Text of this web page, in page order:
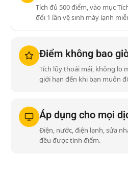
Tích đủ 500 điểm, vào mục
đổi 1 lần vệ sinh máy lạnh
Điểm không bao
Tích lũy thoải mái, không lo
giới hạn đến khi bạn muốn
Áp dụng cho mọi
Điện, nước, điện lạnh, sửa
đều được tính điểm.